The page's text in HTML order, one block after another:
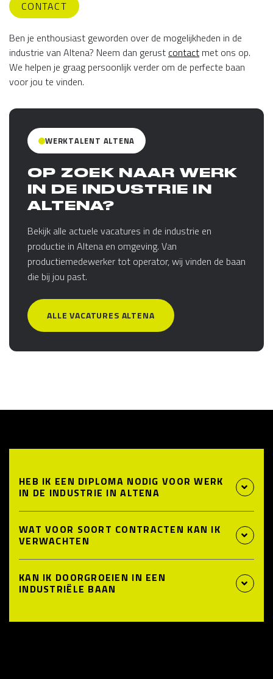
CONTACT
Ben je enthousiast geworden over de mogelijkheden in de
industrie van Altena? Neem dan gerust contact met ons op.
We helpen je graag persoonlijk verder om de perfecte baan
voor jou te vinden.
WERKTALENT ALTENA
OP ZOEK NAAR WERK
IN DE INDUSTRIE IN
ALTENA?
Bekijk alle actuele vacatures in de industrie en
productie in Altena en omgeving. Van
productiemedewerker tot operator, wij vinden de baan
die bij jou past.
ALLE VACATURES ALTENA
HEB IK EEN DIPLOMA NODIG VOOR WERK
IN DE INDUSTRIE IN ALTENA
WAT VOOR SOORT CONTRACTEN KAN IK
VERWACHTEN
KAN IK DOORGROEIEN IN EEN
INDUSTRIËLE BAAN